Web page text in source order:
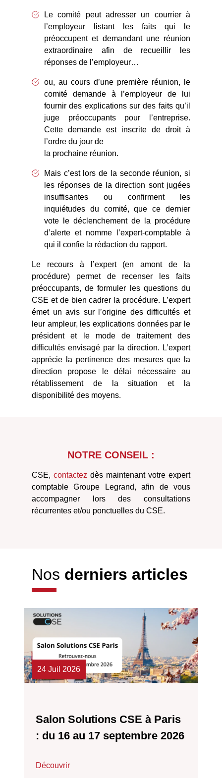
Le comité peut adresser un courrier à
l’employeur listant les faits qui le
préoccupent et demandant une réunion
extraordinaire afin de recueillir les
réponses de l’employeur…
ou, au cours d’une première réunion, le
comité demande à l’employeur de lui
fournir des explications sur des faits qu’il
juge préoccupants pour l’entreprise.
Cette demande est inscrite de droit à
l’ordre du jour de
la prochaine réunion.
Mais c’est lors de la seconde réunion, si
les réponses de la direction sont jugées
insuffisantes ou confirment les
inquiétudes du comité, que ce dernier
vote le déclenchement de la procédure
d’alerte et nomme l’expert-comptable à
qui il confie la rédaction du rapport.
Le recours à l’expert (en amont de la
procédure) permet de recenser les faits
préoccupants, de formuler les questions du
CSE et de bien cadrer la procédure. L’expert
émet un avis sur l’origine des difficultés et
leur ampleur, les explications données par le
président et le mode de traitement des
difficultés envisagé par la direction. L’expert
apprécie la pertinence des mesures que la
direction propose le délai nécessaire au
rétablissement de la situation et la
disponibilité des moyens.
NOTRE CONSEIL :
CSE, contactez dès maintenant votre expert
comptable Groupe Legrand, afin de vous
accompagner lors des consultations
récurrentes et/ou ponctuelles du CSE.
Nos derniers articles
24 Juil 2026
Salon Solutions CSE à Paris
: du 16 au 17 septembre 2026
Découvrir